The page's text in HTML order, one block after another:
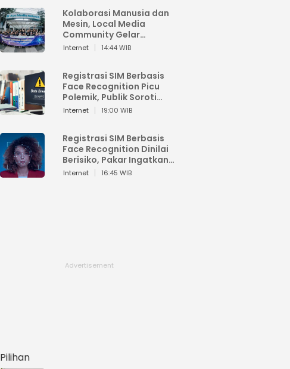
Kolaborasi Manusia dan
Mesin, Local Media
Community Gelar
Workshop Google AI
Internet 14:44 WIB
Registrasi SIM Berbasis
Face Recognition Picu
Polemik, Publik Soroti
Risiko Kebocoran Data
Internet 19:00 WIB
Registrasi SIM Berbasis
Face Recognition Dinilai
Berisiko, Pakar Ingatkan
Ancaman Privasi dan
Internet 16:45 WIB
Pilihan